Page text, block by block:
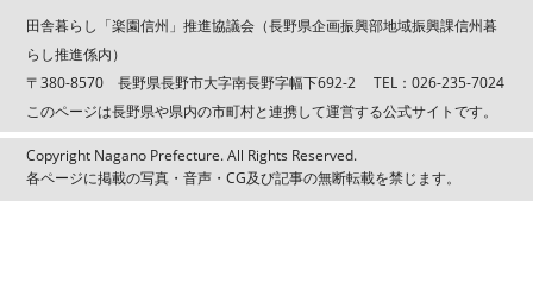
田舎暮らし「楽園信州」推進協議会（長野県企画振興部地域振興課信州暮
らし推進係内）
〒380-8570 長野県長野市大字南長野字幅下692-2 TEL：026-235-7024
このページは長野県や県内の市町村と連携して運営する公式サイトです。
Copyright Nagano Prefecture. All Rights Reserved.
各ページに掲載の写真・音声・CG及び記事の無断転載を禁じます。